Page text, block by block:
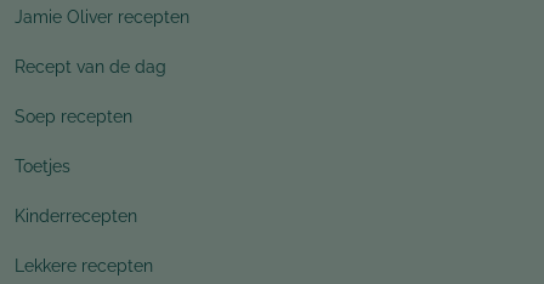
Jamie Oliver recepten
Recept van de dag
Soep recepten
Toetjes
Kinderrecepten
Lekkere recepten